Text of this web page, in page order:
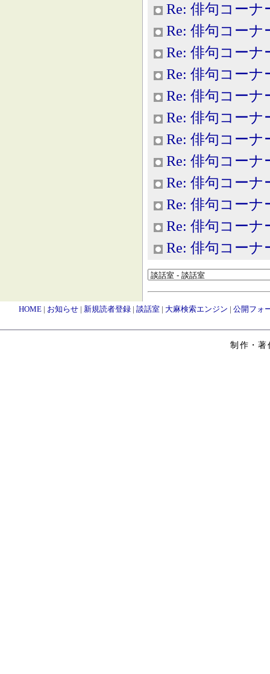
Re: 俳句コーナ
Re: 俳句コーナ
Re: 俳句コーナ
Re: 俳句コーナ
Re: 俳句コーナ
Re: 俳句コーナ
Re: 俳句コーナ
Re: 俳句コーナ
Re: 俳句コーナ
Re: 俳句コーナ
Re: 俳句コーナ
Re: 俳句コーナ
HOME | お知らせ | 新規読者登録 | 談話室 | 大麻検索エンジン | 公開フォ
制作・